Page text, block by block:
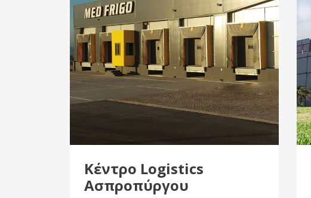
Κέντρο Logistics
Ασπροπύργου